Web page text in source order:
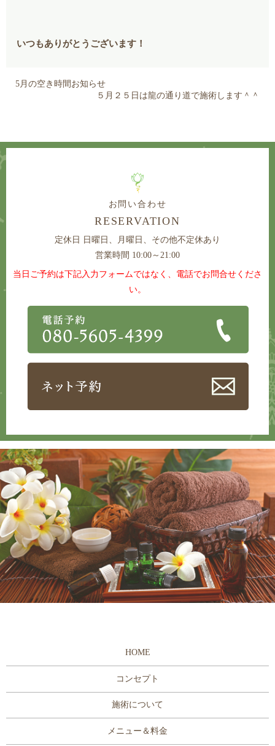
いつもありがとうございます！
5月の空き時間お知らせ
５月２５日は龍の通り道で施術します＾＾
お問い合わせ
RESERVATION
定休日
日曜日、月曜日、その他不定休あり
営業時間 10:00～21:00
当日ご予約は下記入力フォームではなく、電話でお問合せくださ
い。
HOME
コンセプト
施術について
メニュー＆料金